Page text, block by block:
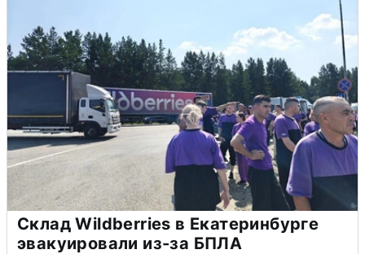
Склад Wildberries в Екатеринбурге
эвакуировали из-за БПЛА